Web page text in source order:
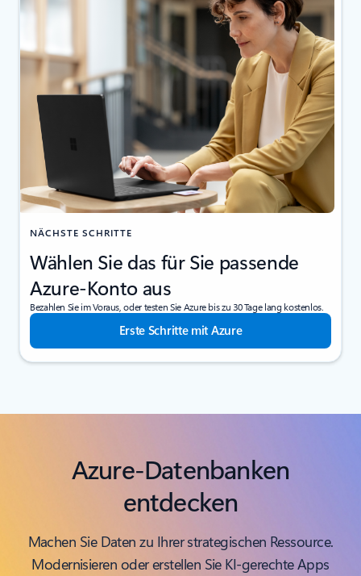
NÄCHSTE SCHRITTE
Wählen Sie das für Sie passende
Azure-Konto aus
Bezahlen Sie im Voraus, oder testen Sie Azure bis zu 30 Tage lang kostenlos.
Erste Schritte mit Azure
Azure-Datenbanken
entdecken
Machen Sie Daten zu Ihrer strategischen Ressource.
Modernisieren oder erstellen Sie KI-gerechte Apps